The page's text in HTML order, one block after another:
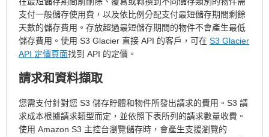
支付一般儲存使用費，以及依比例分配支付最短儲存期間剩餘
天數的儲存費用。存放超過最短儲存期間的物件不會產生最低
儲存費用。使用 S3 Glacier 直接 API 的客戶，可在 S3 Glacier
API 定價頁面找到 API 的定價。
請求和資料擷取
您需支付針對您 S3 儲存貯體和物件所發出請求的費用。S3 請
求成本根據請求類型而定，並依照下表所列的請求數量收費。
使用 Amazon S3 主控台瀏覽儲存時，會產生支援瀏覽的